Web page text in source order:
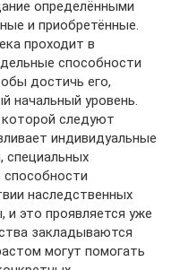
определёнными
и приобретённые.
проходит в
способности
достичь его,
начальный уровень.
следуют
индивидуальные
специальных
наследственных
это проявляется уже
закладываются
могут помогать